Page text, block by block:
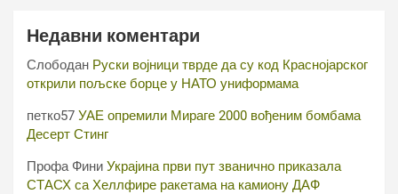
Недавни коментари
Слободан Руски војници тврде да су код Краснојарског
открили пољске борце у НАТО униформама
петко57 УАЕ опремили Мираге 2000 вођеним бомбама
Десерт Стинг
Профа Фини Украјина први пут званично приказала
СТАСХ са Хеллфире ракетама на камиону ДАФ